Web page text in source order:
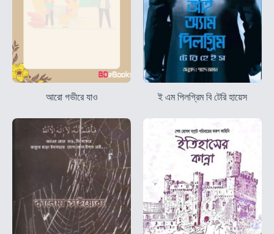
আরো গভীরে যাও ই এম পিলগ্রিম বি টেরি হায়েস